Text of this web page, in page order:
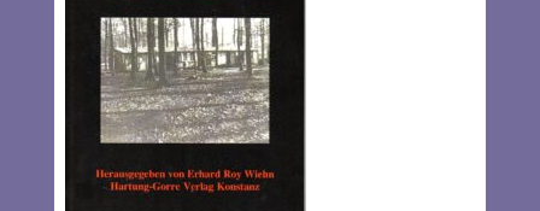
MAY 26, 2016